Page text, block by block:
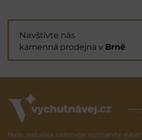
Navštivte nás
kamenná prodejna v Brně
Naše nabídka zahrnuje rozmanitý výběr